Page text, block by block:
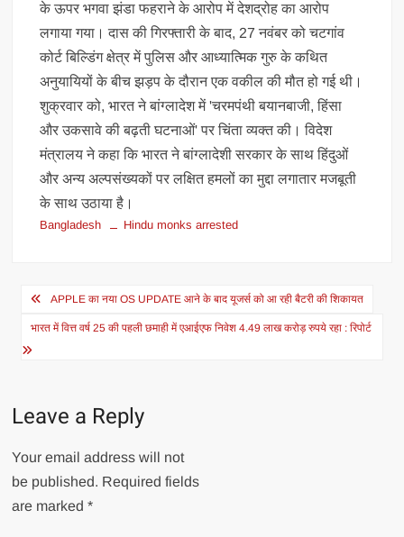
के ऊपर भगवा झंडा फहराने के आरोप में देशद्रोह का आरोप
लगाया गया। दास की गिरफ्तारी के बाद, 27 नवंबर को चटगांव
कोर्ट बिल्डिंग क्षेत्र में पुलिस और आध्यात्मिक गुरु के कथित
अनुयायियों के बीच झड़प के दौरान एक वकील की मौत हो गई थी।
शुक्रवार को, भारत ने बांग्लादेश में 'चरमपंथी बयानबाजी, हिंसा
और उकसावे की बढ़ती घटनाओं' पर चिंता व्यक्त की। विदेश
मंत्रालय ने कहा कि भारत ने बांग्लादेशी सरकार के साथ हिंदुओं
और अन्य अल्पसंख्यकों पर लक्षित हमलों का मुद्दा लगातार मजबूती
के साथ उठाया है।
Bangladesh Hindu monks arrested
Post
navigation
APPLE का नया OS UPDATE आने के बाद यूजर्स को आ रही बैटरी की शिकायत
भारत में वित्त वर्ष 25 की पहली छमाही में एआईएफ निवेश 4.49 लाख करोड़ रुपये रहा : रिपोर्ट
Leave a Reply
Your email address will not
be published. Required fields
are marked*